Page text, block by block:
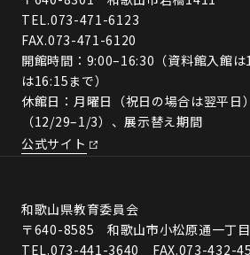
TEL.073-471-6123
FAX.073-471-6120
開館時間：9:00–16:30（資料館入館
は16:15まで）
休館日：月曜日（祝日の場合は翌平日
（12/29–1/3）、展示替え期間
公式サイト
和歌山県教育委員会
〒640-8585 和歌山市小松原通一丁
TEL.073-441-3640 FAX.073-432-